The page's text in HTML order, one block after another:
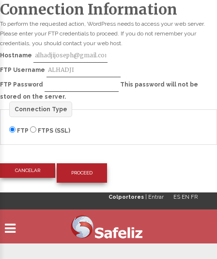
Connection Information
To perform the requested action, WordPress needs to access your web server.
Please enter your FTP credentials to proceed. If you do not remember your
credentials, you should contact your web host.
Hostname
FTP Username
FTP Password
This password will not be
stored on the server.
Connection Type
FTP FTPS (SSL)
CANCELAR
Colportores Entrar ES EN FR